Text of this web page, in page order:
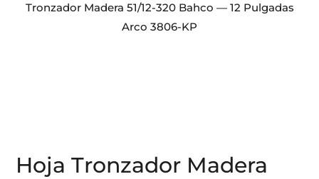
Tronzador Madera 51/12-320 Bahco — 12 Pulgadas
Arco 3806-KP
Hoja Tronzador Madera